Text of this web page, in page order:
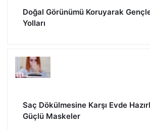
Doğal Görünümü Koruyarak
Yolları
Saç Dökülmesine Karşı Evde
Güçlü Maskeler